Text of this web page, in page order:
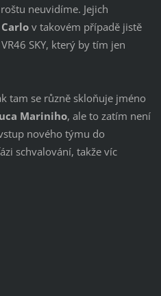
neuvidíme. Jejich
Carlov takovém případě jistě
SKY, který by tím jen
tam se různě skloňuje jméno
Mariniho, ale to zatím není
nového týmu do
schvalování, takže víc